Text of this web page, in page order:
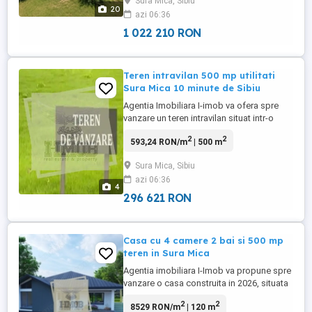
20
intimitate. Imobilul este amplasat pe un
teren de 490 mp si dispune de o suprafata
utila de 125 mp, ...
azi 06:36
1 022 210 RON
4
Teren intravilan 500 mp utilitati
Sura Mica 10 minute de Sibiu
Agentia Imobiliara I-imob va ofera spre
vanzare un teren intravilan situat intr-o
constructia unei case in localitatea Sura
Caracteristici principale: bull; Suprafata
totala: 500 mp. bull; Utilitati disponibile: ...
593,24 RON/m2| 500 m2
Sura Mica, Sibiu
azi 06:36
296 621 RON
Casa cu 4 camere 2 bai si 500 mp
teren in Sura Mica
Agentia imobiliara I-Imob va propune spre
vanzare o casa construita in 2026, situata
Suprafete: - Suprafata utila casa: 120 mp -
8529 RON/m2| 120 m2